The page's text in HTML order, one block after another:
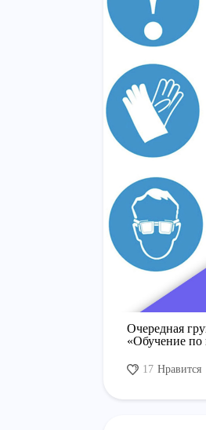
Очередная
«Обучение
17 Нравится